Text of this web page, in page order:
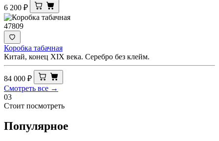
6 200 ₽
47809
Коробка табачная
Китай, конец XIX века. Серебро без клейм.
84 000 ₽
Смотреть все →
03
Стоит посмотреть
Популярное